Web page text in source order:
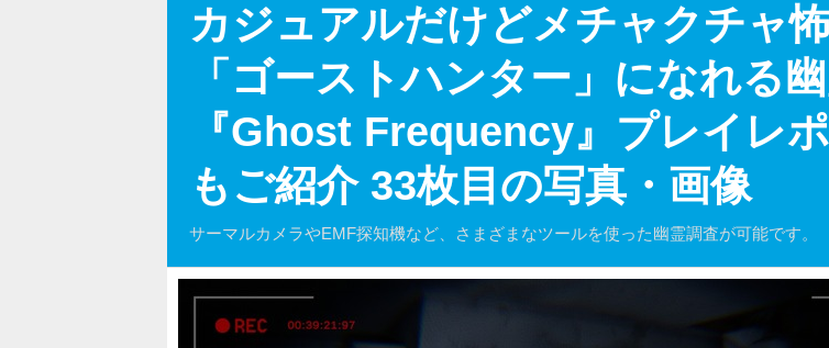
カジュアルだけどメチャクチャ
「ゴーストハンター」になれる
『Ghost Frequency』プレイレ
もご紹介 33枚目の写真・画像
サーマルカメラやEMF探知機など、さまざまなツールを使った幽霊調査が可能です。